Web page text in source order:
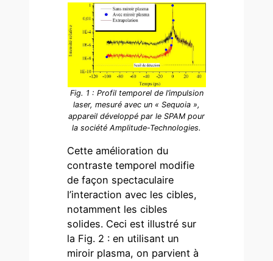
Fig. 1 : Profil temporel de l’impulsion
laser, mesuré avec un « Sequoia »,
appareil développé par le SPAM pour
la société Amplitude-Technologies.
Cette amélioration du
contraste temporel modifie
de façon spectaculaire
l’interaction avec les cibles,
notamment les cibles
solides. Ceci est illustré sur
la Fig. 2 : en utilisant un
miroir plasma, on parvient à